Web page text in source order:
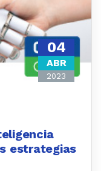
04
ABR
2023
estrategias